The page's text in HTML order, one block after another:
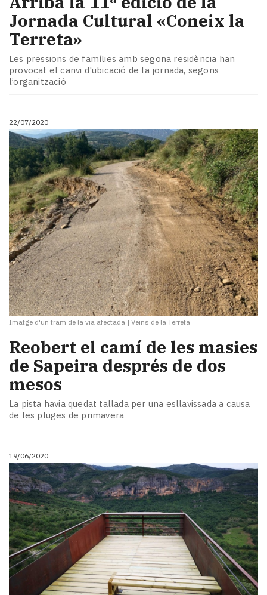
Jornada Cultural «Coneix la
Terreta»
Les pressions de famílies amb segona residència han
provocat el canvi d'ubicació de la jornada, segons
l’organització
22/07/2020
Imatge d'un tram de la via afectada | Veïns de la Terreta
Reobert el camí de les masies
de Sapeira després de dos
mesos
La pista havia quedat tallada per una esllavissada a causa
de les pluges de primavera
19/06/2020